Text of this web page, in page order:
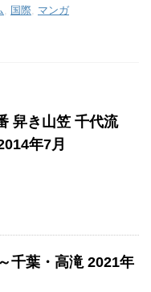
国際 マンガ
舁き山笠 千代流
年7月
千葉・高滝 2021年